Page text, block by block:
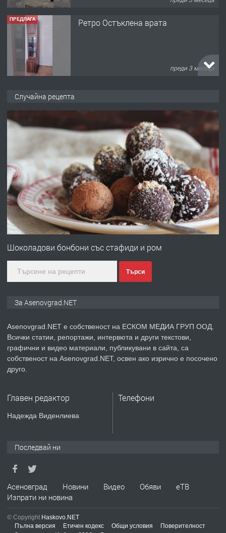
ПРЕДЛАГА Ретро Остъклена врата
преди 3 месеца
преди 10 месеца
ПРЕДЛАГА
Професионална броячна машина -
със сертификат от ЕЦБ
преди 1 година
ПРЕДЛАГА
Професионална зеленчукорезачка
преди 2 години
ПРЕДЛАГА
Давам индивидуалани уроци по
ремонт на покриви
ПРЕДЛАГА
Пликове - СКОРПИОПЛАСТ
Случайна рецепта
Шоколадови бонбони със стафиди и ром
Търси
За Asenovgrad.NET
Asenovgrad.NET е собственост на ЕСКОМ МЕДИА ГРУП ООД.
Всички статии, репортажи, интервюта и други текстови,
графични и видео материали, публикувани в сайта, са
собственост на Asenovgrad.NET, освен ако изрично е посочено
друго.
Главен редактор
Надежда Виденлиева
Телефони
Последвай ни
Асеновград Новини Видео Обяви
еТВ
Изпрати ни новина
© Copyright Haskovo.NET
Пълна версия
Етичен кодекс Общи условия
Поверителност